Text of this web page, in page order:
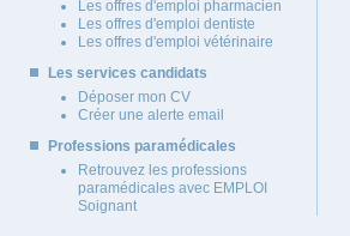
Les offres d'emploi pharmacien
Les offres d'emploi dentiste
Les offres d'emploi vétérinaire
Les services candidats
Déposer mon CV
Créer une alerte email
Professions paramédicales
Retrouvez les professions
paramédicales avec EMPLOI
Soignant